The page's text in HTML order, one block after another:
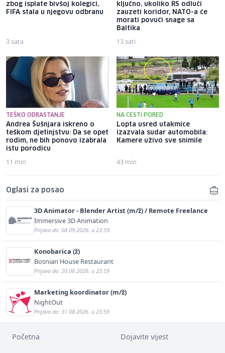
zbog isplate bivšoj kolegici,
FIFA stala u njegovu odbranu
3 sata
ključno, ukoliko RS odluči
zauzeti koridor, NATO-a će
morati povući snage sa
Baltika
13 sati
TEŠKO ODRASTANJE
Andrea Šušnjara iskreno o
teškom djetinjstvu: Da se opet
rodim, ne bih ponovo izabrala
istu porodicu
11 min
NA CESTI PORED
Lopta usred utakmice
izazvala sudar automobila:
Kamere uživo sve snimile
43 min
Oglasi za posao
3D Animator - Blender Artist (m/ž) / Remote Freelance
Immersive 3D Animation
Prijava do: 08.09.2026. u 23:59
Konobarica (ž)
Bosnian House Restaurant
Prijava do: 20.08.2026. u 23:59
Marketing koordinator (m/ž)
NightOut
Prijava do: 31.08.2026. u 23:59
Početna Dojavite vijest